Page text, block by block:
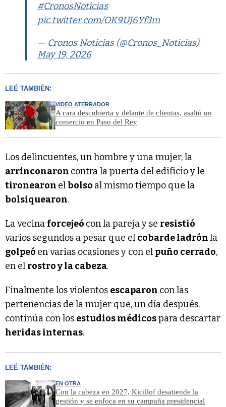
#CronosNoticias
pic.twitter.com/OK9UJ6Yf3m
— Cronos Noticias (@Cronos_Noticias)
May 19, 2026
LEÉ TAMBIÉN:
VIDEO ATERRADOR
A cara descubierta y delante de clientas, asaltó un
comercio en Paso del Rey
Los delincuentes, un hombre y una mujer, la
arrinconaron contra la puerta del edificio y le
tironearon elbolso al mismo tiempo que la
bolsiquearon.
La vecina forcejeó con la pareja y se resistió
varios segundos a pesar que el cobarde ladrónla
golpeó en varias ocasiones y con el puño cerrado,
en el rostro y la cabeza.
Finalmente los violentos escaparon con las
pertenencias de la mujer que, un día después,
continúa con los estudios médicospara descartar
heridas internas.
LEÉ TAMBIÉN:
EN OTRA
Con la cabeza en 2027, Kicillof desatiende la
gestión y se enfoca en su campaña presidencial